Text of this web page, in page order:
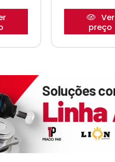
Ver
preço